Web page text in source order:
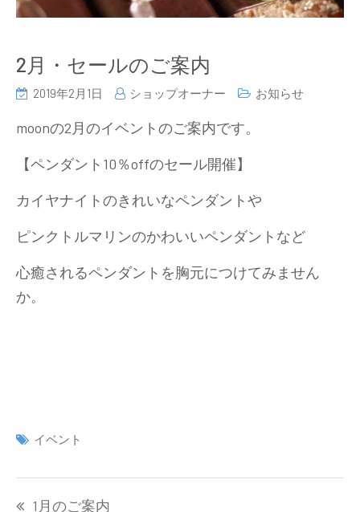
2月・セールのご案内
2019年2月1日 ショップオーナー お知らせ
moonの2月のイベントのご案内です。
【ペンダント10％offのセール開催】
カイヤナイトのきれいなペンダントや
ピンクトルマリンのかわいいペンダントなど
心癒されるペンダントを胸元につけてみません
か。
イベント
1月のご案内